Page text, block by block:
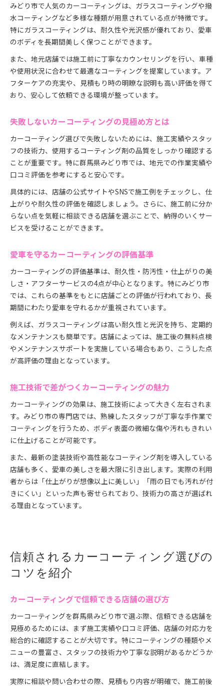
みどり市で満足度が高いカーコーティング活用法
カーコーティングで得られる満足度の秘密
みどり市ユーザーに人気の活用例を解説
実体験から学ぶカーコーティング活用術
アフターケアで満足度を高めるポイント
口コミを参考に賢く選ぶカーコーティング方法
利用者評価が高いカーコーティング店の選び方
SNSやネットの声を活かした選定ポイント
カーコーティングの口コミで見る注意点
口コミ比較で失敗しないカーコーティング選び
みどり市で人気のカーコーティングは、ガラスコーティングや撥
水コーティングなど多様な種類が用意されている点が特徴です。
特にガラスコーティングは、耐久性や光沢感が優れており、愛車
のボディを長期間美しく保つことができます。
また、地元店舗では施工前に丁寧なカウンセリングを行い、車種
や使用状況に合わせて最適なコーティングを提案しています。ア
フターケアの充実や、見積もり時の明瞭な説明も高い評価を得て
おり、安心して依頼できる環境が整っています。
失敗しないカーコーティングの見極め方とは
カーコーティング選びで失敗しないためには、施工実績やスタッ
フの技術力、使用するコーティング剤の品質をしっかり確認する
ことが重要です。特に群馬県みどり市では、地元での作業実績や
口コミ評価を参考にすると安心です。
具体的には、店舗の公式サイトやSNSで施工例をチェックし、仕
上がりや耐久性の評価を確認しましょう。さらに、施工前に分か
らない点を気軽に相談できる店舗を選ぶことで、納得のいくサー
ビスを受けることができます。
愛車を守るカーコーティングの評価基準
カーコーティングの評価基準は、耐久性・防汚性・仕上がりの美
しさ・アフターサービスの4点が中心となります。特にみどり市
では、これらの基準をもとに店舗ごとの評価が行われており、長
期間にわたり愛車を守れるかが重視されています。
例えば、ガラスコーティングは高い耐久性と光沢を持ち、定期的
なメンテナンスも簡単です。店舗によっては、施工後の無料点検
やメンテナンスサポートを実施している場合もあり、こうした点
が高評価の理由となっています。
施工技術で差がつくカーコーティングの魅力
カーコーティングの効果は、施工技術によって大きく左右されま
す。みどり市の専門店では、熟練したスタッフが丁寧な手作業で
コーティングを行うため、ボディ表面の微細な傷や汚れもきれい
に仕上げることが可能です。
また、最新の塗装技術や高性能なコーティング剤を導入している
店舗も多く、愛車の美しさを最大限に引き出します。実際の利用
者からは「仕上がりが想像以上に美しい」「雨の日でも汚れが付
きにくい」といった声も寄せられており、技術力の高さが選ばれ
る理由となっています。
信頼されるカーコーティング選びの
コツを紹介
カーコーティングで信頼できる店舗の選び方
カーコーティングを群馬県みどり市で選ぶ際、信頼できる店舗を
見極めるためには、まず施工実績や口コミ評価、店舗の対応力を
総合的に確認することが大切です。特にコーティングの種類やメ
ニューの豊富さ、スタッフの技術力や丁寧な説明があるかどうか
は、満足度に直結します。
実際に相談や問い合わせの際、見積もり内容が明確で、施工前後